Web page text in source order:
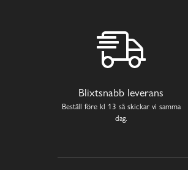
Blixtsnabb leverans
Beställ före kl 13 så skickar vi samma
dag.